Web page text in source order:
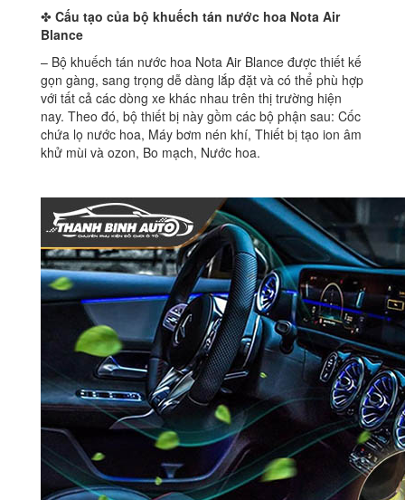
✤ Cấu tạo của bộ khuếch tán nước hoa Nota Air
Blance
– Bộ khuếch tán nước hoa Nota Air Blance được thiết kế
gọn gàng, sang trọng dễ dàng lắp đặt và có thể phù hợp
với tất cả các dòng xe khác nhau trên thị trường hiện
nay. Theo đó, bộ thiết bị này gồm các bộ phận sau: Cốc
chứa lọ nước hoa, Máy bơm nén khí, Thiết bị tạo ion âm
khử mùi và ozon, Bo mạch, Nước hoa.